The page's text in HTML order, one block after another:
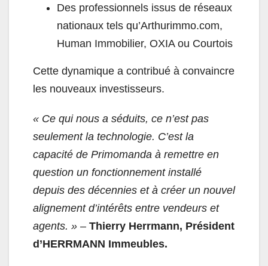
Des professionnels issus de réseaux
nationaux tels qu’Arthurimmo.com,
Human Immobilier, OXIA ou Courtois
Cette dynamique a contribué à convaincre
les nouveaux investisseurs.
« Ce qui nous a séduits, ce n’est pas
seulement la technologie. C’est la
capacité de Primomanda à remettre en
question un fonctionnement installé
depuis des décennies et à créer un nouvel
alignement d’intérêts entre vendeurs et
agents. » – Thierry Herrmann, Président
d’HERRMANN Immeubles.